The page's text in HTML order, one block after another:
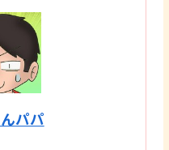
パパ